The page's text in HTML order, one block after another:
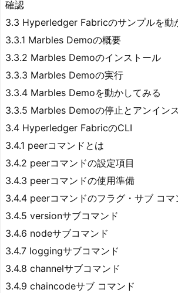
確認
3.3 Hyperledger Fabricのサンプルを動
3.3.1 Marbles Demoの概要
3.3.2 Marbles Demoのインストール
3.3.3 Marbles Demoの実行
3.3.4 Marbles Demoを動かしてみる
3.3.5 Marbles Demoの停止とアンイン
3.4 Hyperledger FabricのCLI
3.4.1 peerコマンドとは
3.4.2 peerコマンドの設定項目
3.4.3 peerコマンドの使用準備
3.4.4 peerコマンドのフラグ・サブ コマ
3.4.5 versionサブコマンド
3.4.6 nodeサブコマンド
3.4.7 loggingサブコマンド
3.4.8 channelサブコマンド
3.4.9 chaincodeサブ コマンド